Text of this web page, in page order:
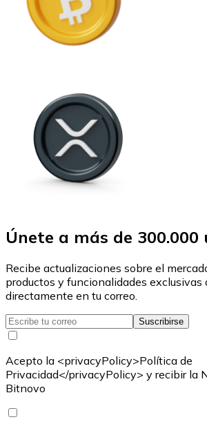
Únete a más de 300.000
Recibe actualizaciones sobre el
productos y funcionalidades exclusivas
directamente en tu correo.
Suscribirse
Acepto la <privacyPolicy>Política de
Privacidad</privacyPolicy> y recibir la
Bitnovo